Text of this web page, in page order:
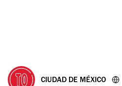
CIUDAD DE MÉXICO